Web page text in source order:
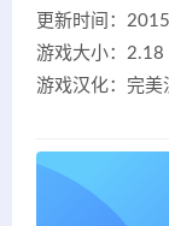
更新时间：
游戏大小：2.18
游戏汉化：完美